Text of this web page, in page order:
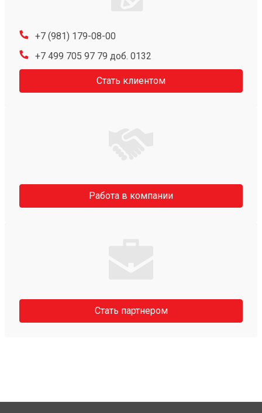
+7 (981) 179-08-00
+7 499 705 97 79 доб. 0132
Стать клиентом
Работа в компании
Стать партнером